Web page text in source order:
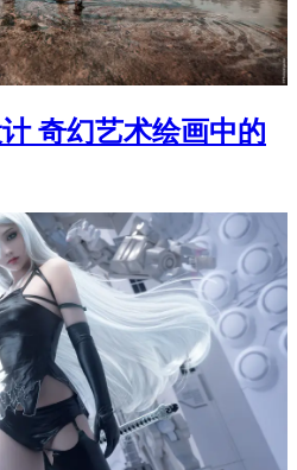
奇幻艺术绘画中的